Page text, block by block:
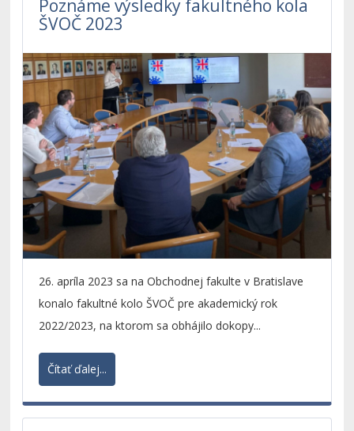
Poznáme výsledky fakultného kola
ŠVOČ 2023
26. apríla 2023 sa na Obchodnej fakulte v Bratislave
konalo fakultné kolo ŠVOČ pre akademický rok
2022/2023, na ktorom sa obhájilo dokopy...
Čítať ďalej...